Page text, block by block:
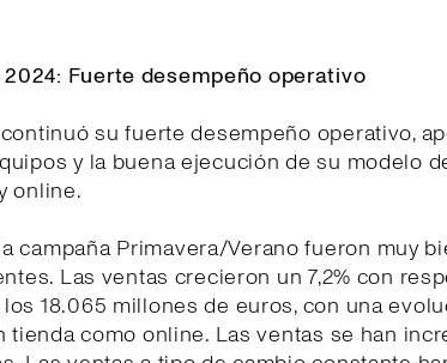
Fuerte desempeño operativo
su fuerte desempeño operativo,
y la buena ejecución de su modelo
online.
campaña Primavera/Verano fueron muy
Las ventas crecieron un 7,2% con
los 18.065 millones de euros, con una
tienda como online. Las ventas se han